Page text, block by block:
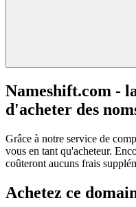
Nameshift.com -
d'acheter des
Grâce à notre service de
vous en tant qu'acheteur.
coûteront aucuns frais
Achetez ce